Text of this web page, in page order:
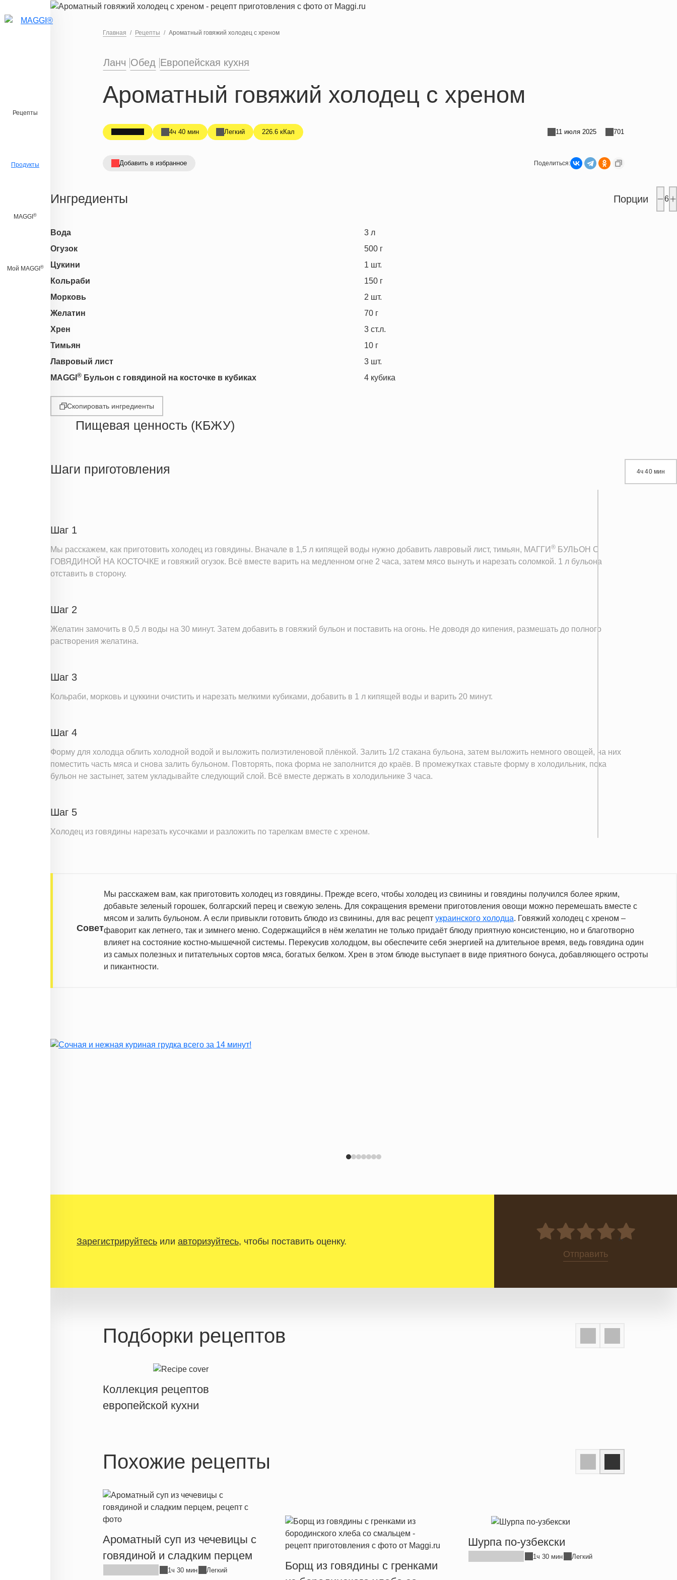
Перейти к основному содержанию
Рецепты
Продукты
MAGGI ®
Мой MAGGI ®
Главная Рецепты Ароматный говяжий холодец с хреном
Ланч Обед Европейская кухня
Ароматный говяжий холодец с хреном
4ч 40 мин Легкий 226.6 кКал 11 июля 2025 701
Добавить в избранное Поделиться:
Ингредиенты Порции 6
Вода 3 л
Огузок
500 г
Цукини
1 шт.
Кольраби
150 г
Морковь
2 шт.
Желатин
70 г
Хрен
3 ст.л.
Тимьян
10 г
Лавровый лист
3 шт.
MAGGI ® Бульон c говядиной на косточке в кубиках 4 кубика
Скопировать ингредиенты
Пищевая ценность (КБЖУ)
Белки
Шаги приготовления 4ч 40 мин
Шаг 1
Мы расскажем, как приготовить холодец из говядины. Вначале в 1,5 л кипящей воды нужно добавить лавровый лист, тимьян, МАГГИ ® БУЛЬОН С
ГОВЯДИНОЙ НА КОСТОЧКЕ и говяжий огузок. Всё вместе варить на медленном огне 2 часа, затем мясо вынуть и нарезать соломкой. 1 л бульона
отставить в сторону.
Шаг 2
Желатин замочить в 0,5 л воды на 30 минут. Затем добавить в говяжий бульон и поставить на огонь. Не доводя до кипения, размешать до полного
растворения желатина.
Шаг 3
Кольраби, морковь и цуккини очистить и нарезать мелкими кубиками, добавить в 1 л кипящей воды и варить 20 минут.
Шаг 4
Форму для холодца облить холодной водой и выложить полиэтиленовой плёнкой. Залить 1/2 стакана бульона, затем выложить немного овощей, на них
поместить часть мяса и снова залить бульоном. Повторять, пока форма не заполнится до краёв. В промежутках ставьте форму в холодильник, пока
бульон не застынет, затем укладывайте следующий слой. Всё вместе держать в холодильнике 3 часа.
Шаг 5
Холодец из говядины нарезать кусочками и разложить по тарелкам вместе с хреном.
Совет
Мы расскажем вам, как приготовить холодец из говядины. Прежде всего, чтобы холодец из свинины и говядины получился более ярким,
добавьте зеленый горошек, болгарский перец и свежую зелень. Для сокращения времени приготовления овощи можно перемешать вместе с
мясом и залить бульоном. А если привыкли готовить блюдо из свинины, для вас рецепт украинского холодца. Говяжий холодец с хреном –
фаворит как летнего, так и зимнего меню. Содержащийся в нём желатин не только придаёт блюду приятную консистенцию, но и благотворно
влияет на состояние костно-мышечной системы. Перекусив холодцом, вы обеспечите себя энергией на длительное время, ведь говядина один
из самых полезных и питательных сортов мяса, богатых белком. Хрен в этом блюде выступает в виде приятного бонуса, добавляющего остроты
и пикантности.
Зарегистрируйтесьили авторизуйтесь, чтобы поставить оценку. 0
Отправить
Подборки рецептов
Коллекция рецептов
европейской кухни
Похожие рецепты
Ароматный суп из чечевицы с
говядиной и сладким перцем
1ч 30 мин Легкий
Борщ из говядины с гренками
Шурпа по-узбекски
1ч 30 мин Легкий